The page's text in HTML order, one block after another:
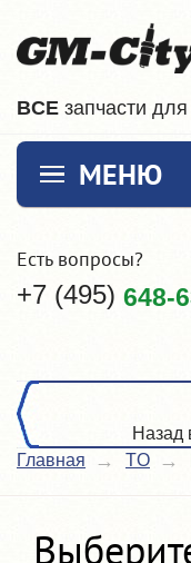
ВCE запчасти для
МЕНЮ
Есть вопросы?
+7 (495) 648-
Назад
Главная TO